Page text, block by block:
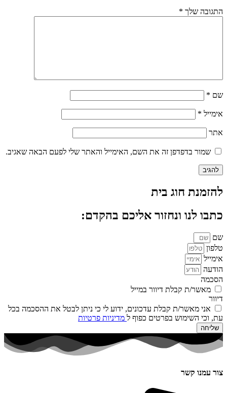
התגובה שלך *
שם *
אימייל *
אתר
שמור בדפדפן זה את השם, האימייל והאתר שלי לפעם הבאה שאגיב.
להזמנת חוג בית
כתבו לנו ונחזור אליכם בהקדם:
שם
טלפון
אימייל
הודעה
הסכמה
מאשר/ת קבלת דיוור במייל
דיוור
אני מאשר/ת קבלת עדכונים, ידוע לי כי ניתן לבטל את ההסכמה בכל
עת, וכי השימוש בפרטים כפוף ל מדיניות פרטיות
שליחה
צור עמנו קשר